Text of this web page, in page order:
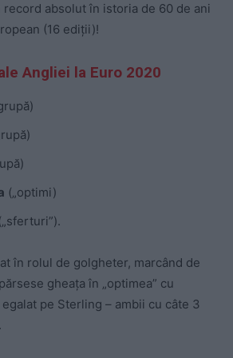
record absolut în istoria de 60 de ani
(16 ediții)!
Angliei la Euro 2020
(„optimi)
(„sferturi”).
în rolul de golgheter, marcând de
gheața în „optimea” cu
pe Sterling – ambii cu câte 3